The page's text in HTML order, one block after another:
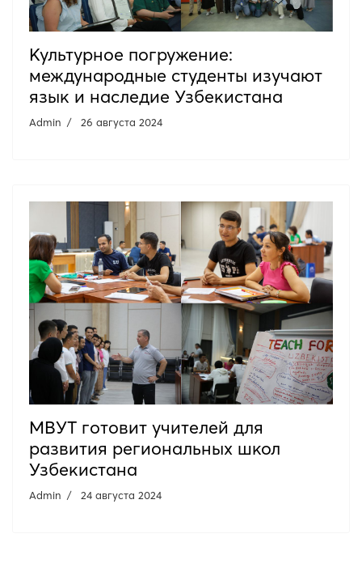
Культурное погружение:
международные студенты изучают
язык и наследие Узбекистана
Admin 26 августа 2024
МВУТ готовит учителей для
развития региональных школ
Узбекистана
Admin 24 августа 2024